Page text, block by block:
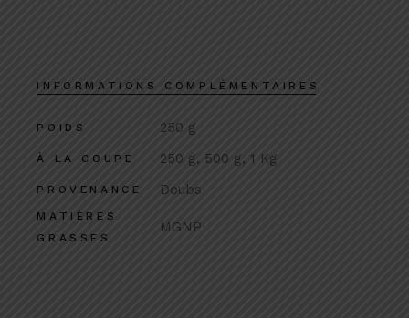
INFORMATIONS COMPLÉMENTAIRES
POIDS 250 g
À LA COUPE 250 g, 500 g, 1 Kg
PROVENANCE Doubs
MATIÈRES
GRASSES
MGNP